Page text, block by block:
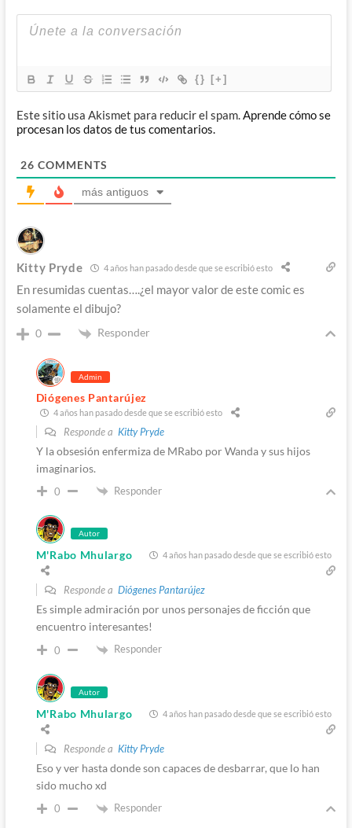
{} [+]
Este sitio usa Akismet para reducir el spam.Aprende cómo se
procesan los datos de tus comentarios.
26 COMMENTS
más antiguos
Kitty Pryde 4 años han pasado desde que se escribió esto
En resumidas cuentas….¿el mayor valor de este comic es
solamente el dibujo?
0 Responder
Admin
Diógenes Pantarújez
4 años han pasado desde que se escribió esto
Responde a Kitty Pryde
Y la obsesión enfermiza de MRabo por Wanda y sus hijos
imaginarios.
0 Responder
Autor
M'Rabo Mhulargo 4 años han pasado desde que se escribió esto
Responde a Diógenes Pantarújez
Es simple admiración por unos personajes de ficción que
encuentro interesantes!
0 Responder
Autor
M'Rabo Mhulargo 4 años han pasado desde que se escribió esto
Responde a Kitty Pryde
Eso y ver hasta donde son capaces de desbarrar, que lo han
sido mucho xd
0 Responder